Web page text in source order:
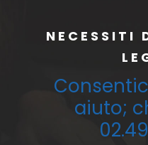
NECESSITI
aiuto;